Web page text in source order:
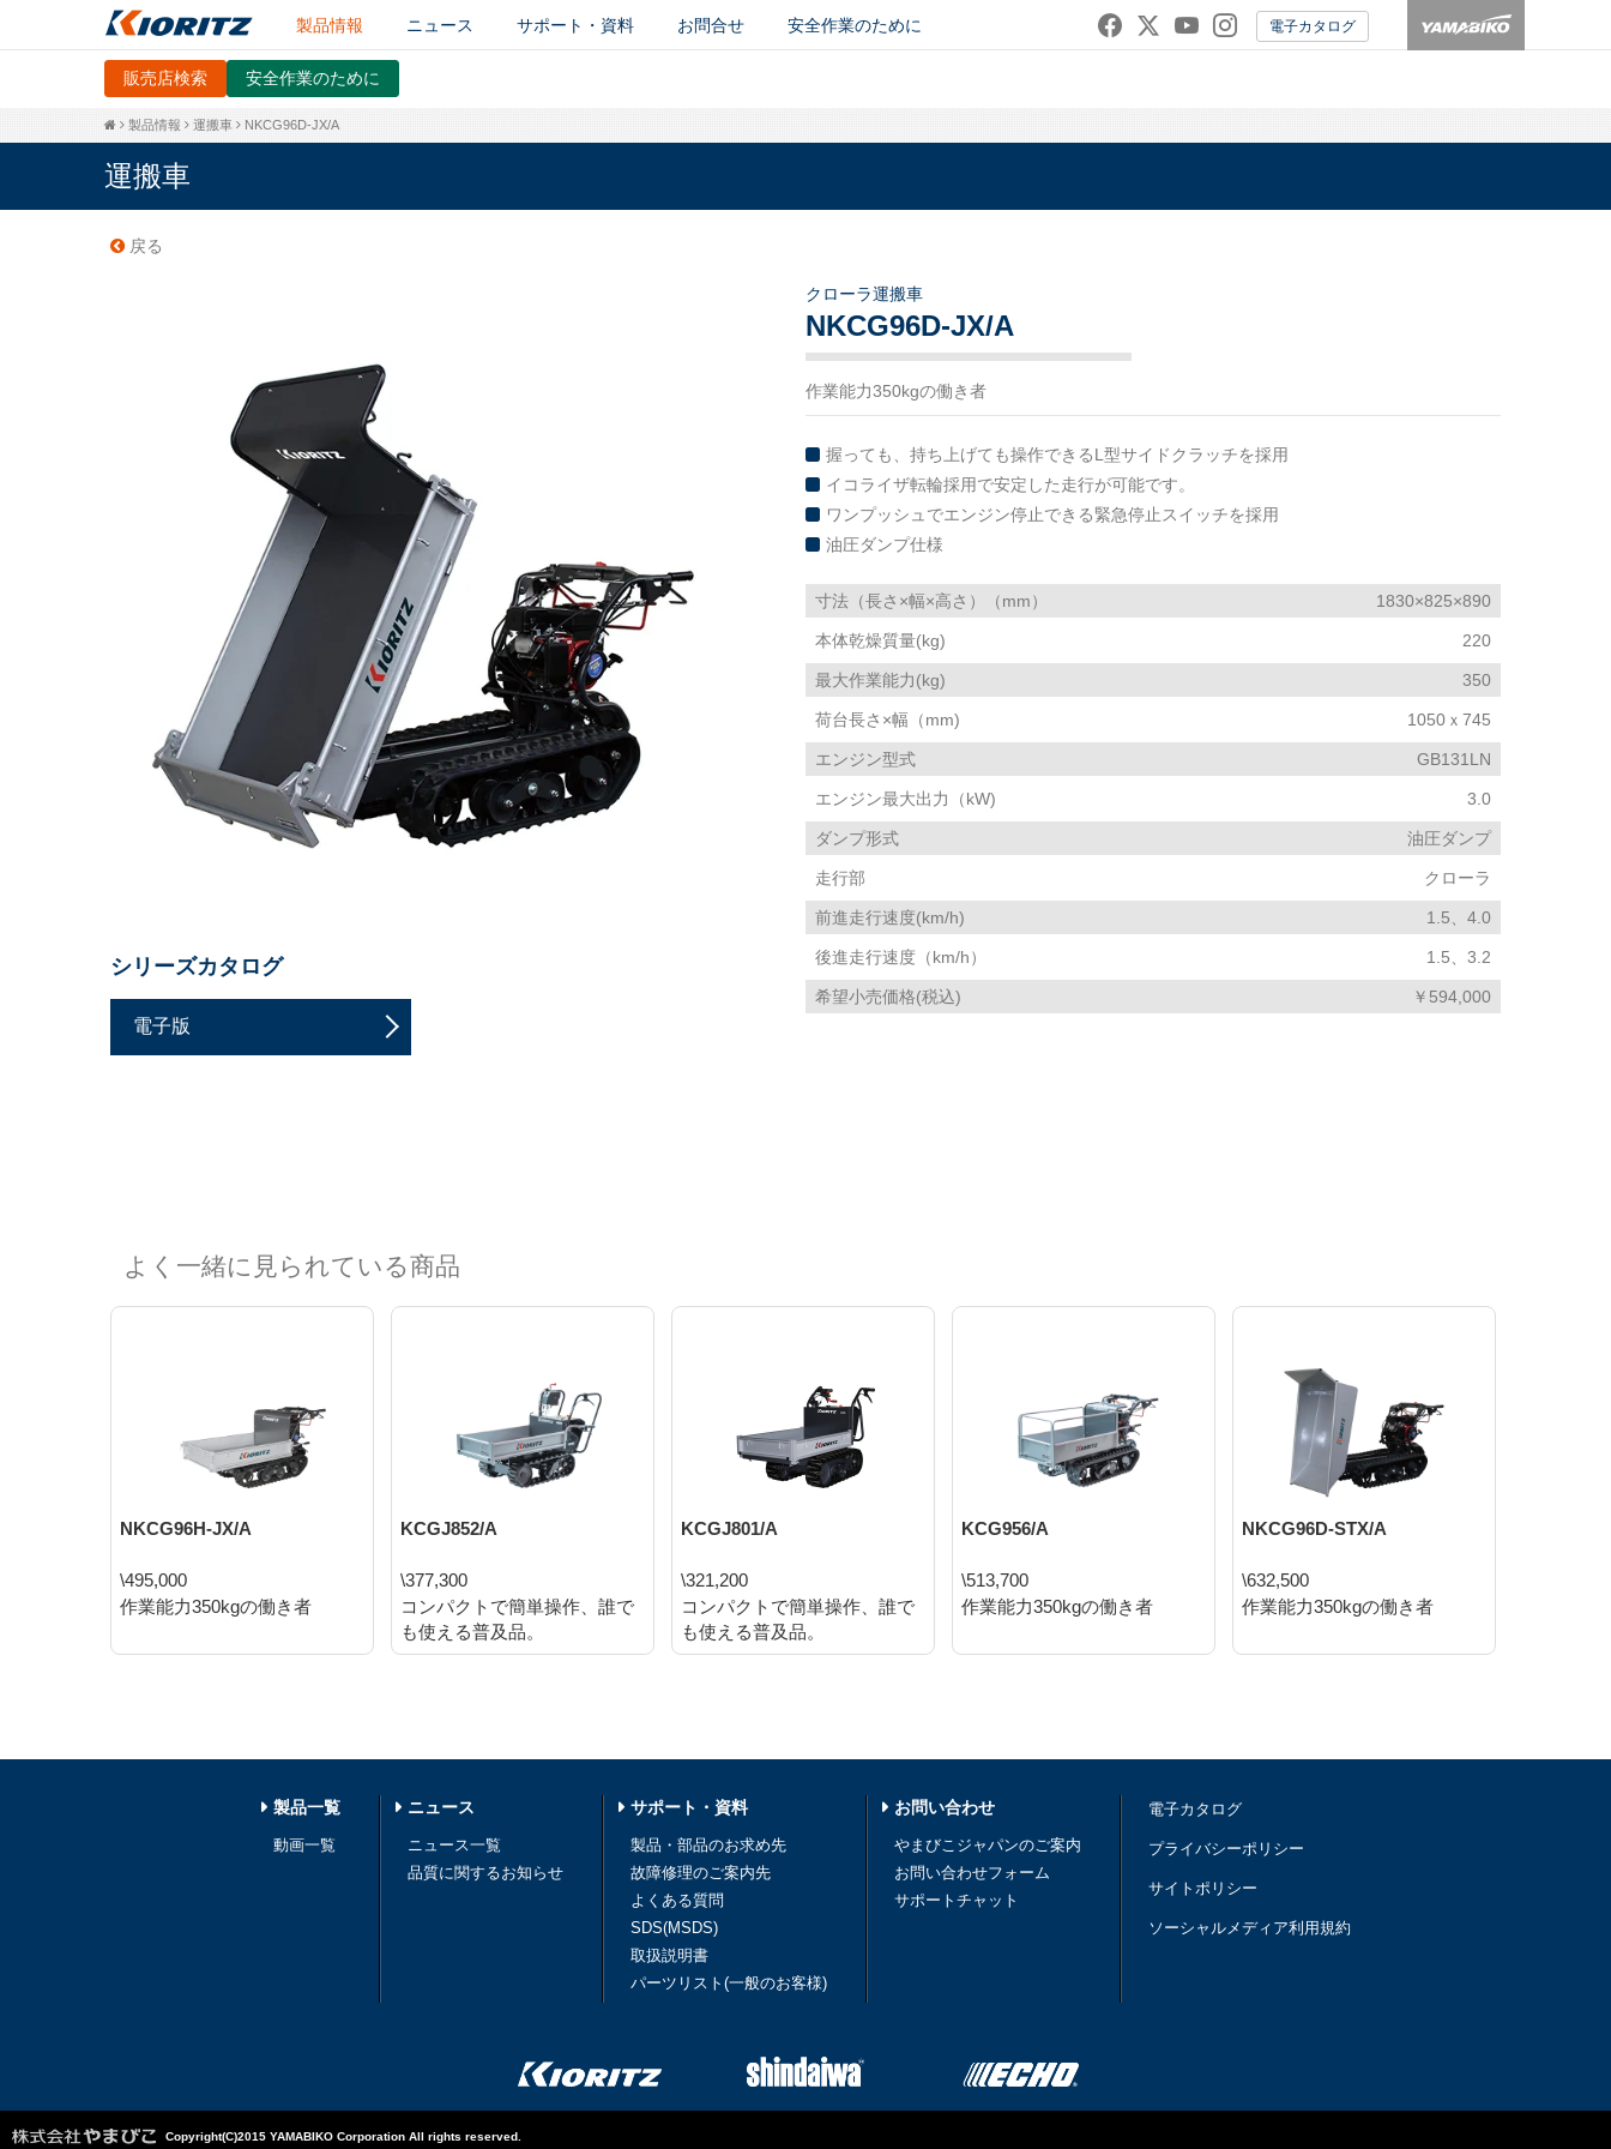
製品情報 ニュース サポート・資料 お問合せ 安全作業のために 電子カタログ
販売店検索 安全作業のために
製品情報 運搬車 NKCG96D-JX/A
運搬車
戻る
シリーズカタログ
電子版
クローラ運搬車
NKCG96D-JX/A
作業能力350kgの働き者
握っても、持ち上げても操作できるL型サイドクラッチを採用
イコライザ転輪採用で安定した走行が可能です。
ワンプッシュでエンジン停止できる緊急停止スイッチを採用
油圧ダンプ仕様
寸法（長さ×幅×高さ）（mm） 1830×825×890
本体乾燥質量(kg) 220
最大作業能力(kg) 350
荷台長さ×幅（mm) 1050ｘ745
エンジン型式 GB131LN
エンジン最大出力（kW) 3.0
ダンプ形式 油圧ダンプ
走行部 クローラ
前進走行速度(km/h) 1.5、4.0
後進走行速度（km/h） 1.5、3.2
希望小売価格(税込) ￥594,000
よく一緒に見られている商品
NKCG96H-JX/A
\495,000
作業能力350kgの働き者
KCGJ852/A
\377,300
コンパクトで簡単操作、誰で
も使える普及品。
KCGJ801/A
\321,200
コンパクトで簡単操作、誰で
も使える普及品。
KCG956/A
\513,700
作業能力350kgの働き者
NKCG96D-STX/A
\632,500
作業能力350kgの働き者
製品一覧
動画一覧
ニュース
ニュース一覧
品質に関するお知らせ
サポート・資料
製品・部品のお求め先
故障修理のご案内先
よくある質問
SDS(MSDS)
取扱説明書
パーツリスト(一般のお客様)
お問い合わせ
やまびこジャパンのご案内
お問い合わせフォーム
サポートチャット
電子カタログ
プライバシーポリシー
サイトポリシー
ソーシャルメディア利用規約
Copyright(C)2015 YAMABIKO Corporation All rights reserved.